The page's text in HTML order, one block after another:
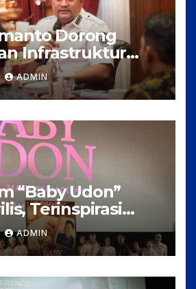
Dorong
Infrastruktur
Investasi ke
Bogor
ADMIN
“Baby Udon”
Terinspirasi
Perjuangan
ADMIN